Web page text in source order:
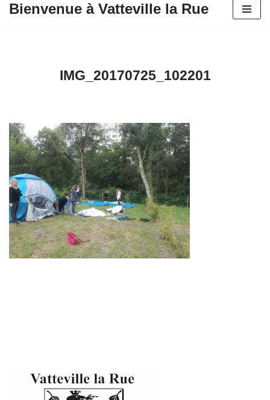
Bienvenue à Vatteville la Rue
IMG_20170725_102201